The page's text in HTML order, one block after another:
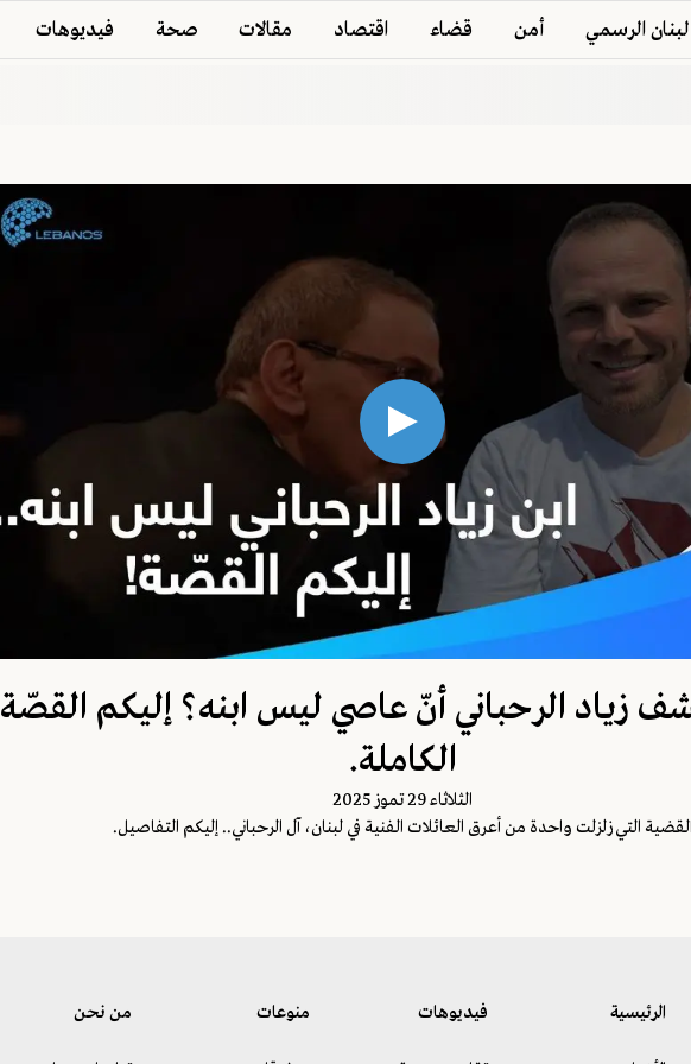
لبنان الرسمي أمن قضاء اقتصاد مقالات صحة فيديوهات
زياد الرحباني أنّ عاصي ليس ابنه؟ إليكم القصّة
الكاملة.
الثلاثاء 29 تموز 2025
القضية التي زلزلت واحدة من أعرق العائلات الفنية في لبنان، آل الرحباني.. إليكم التفاصيل.
الرئيسية فيديوهات منوعات من نحن